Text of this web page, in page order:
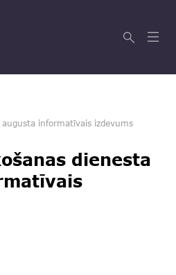
informatīvais izdevums
dienesta